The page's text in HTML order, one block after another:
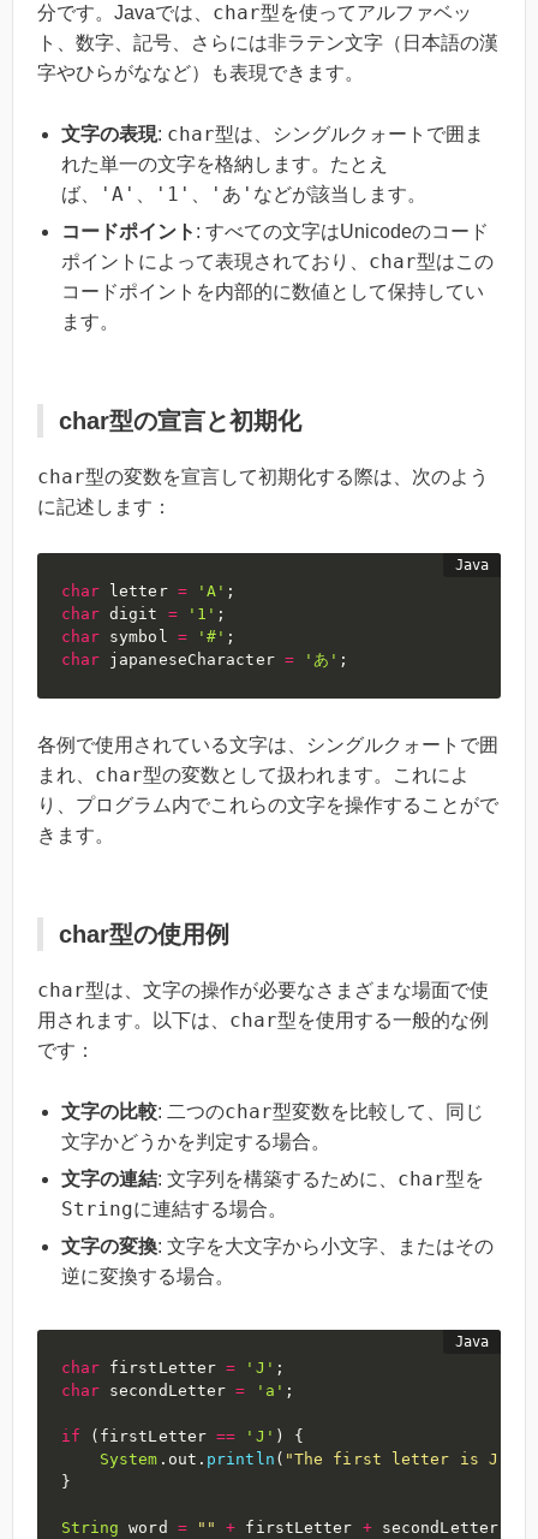
分です。Javaでは、 char型を使ってアルファベッ
ト、数字、記号、さらには非ラテン文字（日本語の漢
字やひらがななど）も表現できます。
文字の表現: char型は、シングルクォートで囲ま
れた単一の文字を格納します。たとえ
ば、
'A' '1' 'あ' などが該当します。
コードポイント : すべての文字はUnicodeのコード
ポイントによって表現されており、 char型はこの
コードポイントを内部的に数値として保持してい
ます。
char型の宣言と初期化
char型の変数を宣言して初期化する際は、次のよう
に記述します：
char letter = 'A' ;
char digit = '1' ;
char symbol = '#' ;
char japaneseCharacter = 'あ' ;
各例で使用されている文字は、シングルクォートで囲
まれ、 char型の変数として扱われます。これによ
り、プログラム内でこれらの文字を操作することがで
きます。
char型の使用例
char型は、文字の操作が必要なさまざまな場面で使
用されます。以下は、 char型を使用する一般的な例
です：
文字の比較: 二つのchar型変数を比較して、同じ
文字かどうかを判定する場合。
文字の連結: 文字列を構築するために、 char型を
Stringに連結する場合。
文字の変換: 文字を大文字から小文字、またはその
逆に変換する場合。
char firstLetter = 'J' ;
char secondLetter = 'a' ;
if ( firstLetter == 'J' )
{
System . out . println ( "The first letter is J"
}
String word = "" + firstLetter + secondLetter